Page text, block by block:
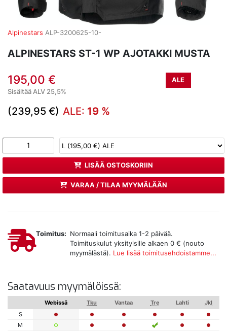
Alpinestars ALP-3200625-10-
ALPINESTARS ST-1 WP AJOTAKKI MUSTA
195,00 €
ALE
Sisältää ALV 25,5%
(239,95 €) ALE: 19 %
LISÄÄ OSTOSKORIIN
VARAA / TILAA MYYMÄLÄÄN
Toimitus: Normaali toimitusaika 1-2 päivää.
Toimituskulut yksityisille alkaen 0 € (nouto
myymälästä). Lue lisää toimitusehdoistamme...
Saatavuus myymälöissä:
Webissä Tku Vantaa Tre Lahti
Jkl
S
M